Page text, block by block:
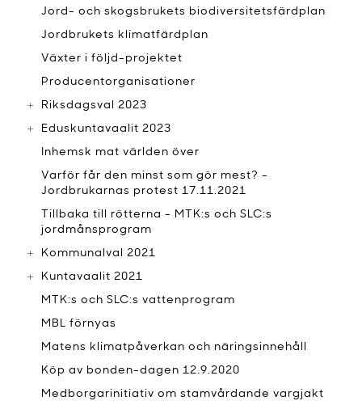
Jord- och skogsbrukets biodiversitetsfärdplan
Jordbrukets klimatfärdplan
Växter i följd-projektet
Producentorganisationer
Riksdagsval 2023
Eduskuntavaalit 2023
Inhemsk mat världen över
Varför får den minst som gör mest? -
Jordbrukarnas protest 17.11.2021
Tillbaka till rötterna - MTK:s och SLC:s
jordmånsprogram
Kommunalval 2021
Kuntavaalit 2021
MTK:s och SLC:s vattenprogram
MBL förnyas
Matens klimatpåverkan och näringsinnehåll
Köp av bonden-dagen 12.9.2020
Medborgarinitiativ om stamvårdande vargjakt